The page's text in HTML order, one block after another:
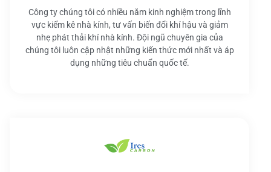
Công ty chúng tôi có nhiều năm kinh nghiệm trong lĩnh
vực kiểm kê nhà kính, tư vấn biến đổi khí hậu và giảm
nhẹ phát thải khí nhà kính. Đội ngũ chuyên gia của
chúng tôi luôn cập nhật những kiến thức mới nhất và áp
dụng những tiêu chuẩn quốc tế.